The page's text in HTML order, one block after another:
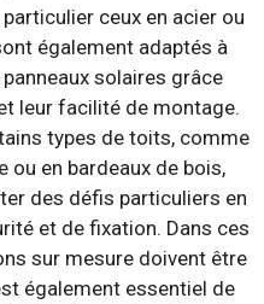
ceux en acier ou
également adaptés à
solaires grâce
leur facilité de montage.
types de toits, comme
ou en bardeaux de bois,
des défis particuliers en
et de fixation. Dans ces
sur mesure doivent être
également essentiel de